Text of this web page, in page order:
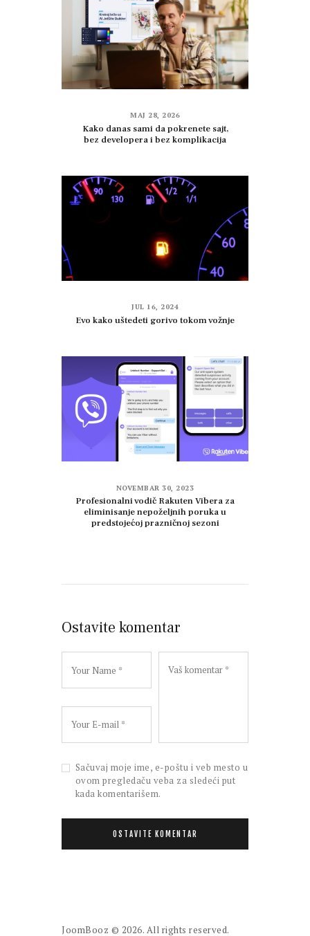
MAJ 28, 2026
Kako danas sami da pokrenete sajt,
bez developera i bez komplikacija
JUL 16, 2024
Evo kako uštedeti gorivo tokom vožnje
NOVEMBAR 30, 2023
Profesionalni vodič Rakuten Vibera za
eliminisanje nepoželjnih poruka u
predstojećoj prazničnoj sezoni
Ostavite komentar
Sačuvaj moje ime, e-poštu i veb mesto u
ovom pregledaču veba za sledeći put
kada komentarišem.
JoomBooz © 2026. All rights reserved.